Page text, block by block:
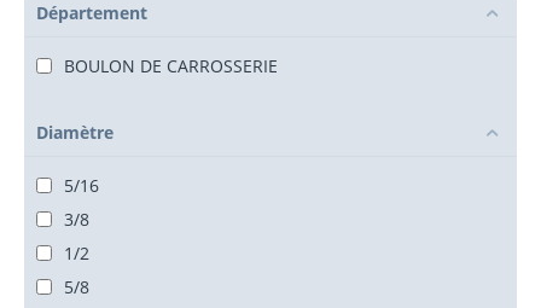
Département
BOULON DE CARROSSERIE
Diamètre
5/16
3/8
1/2
5/8